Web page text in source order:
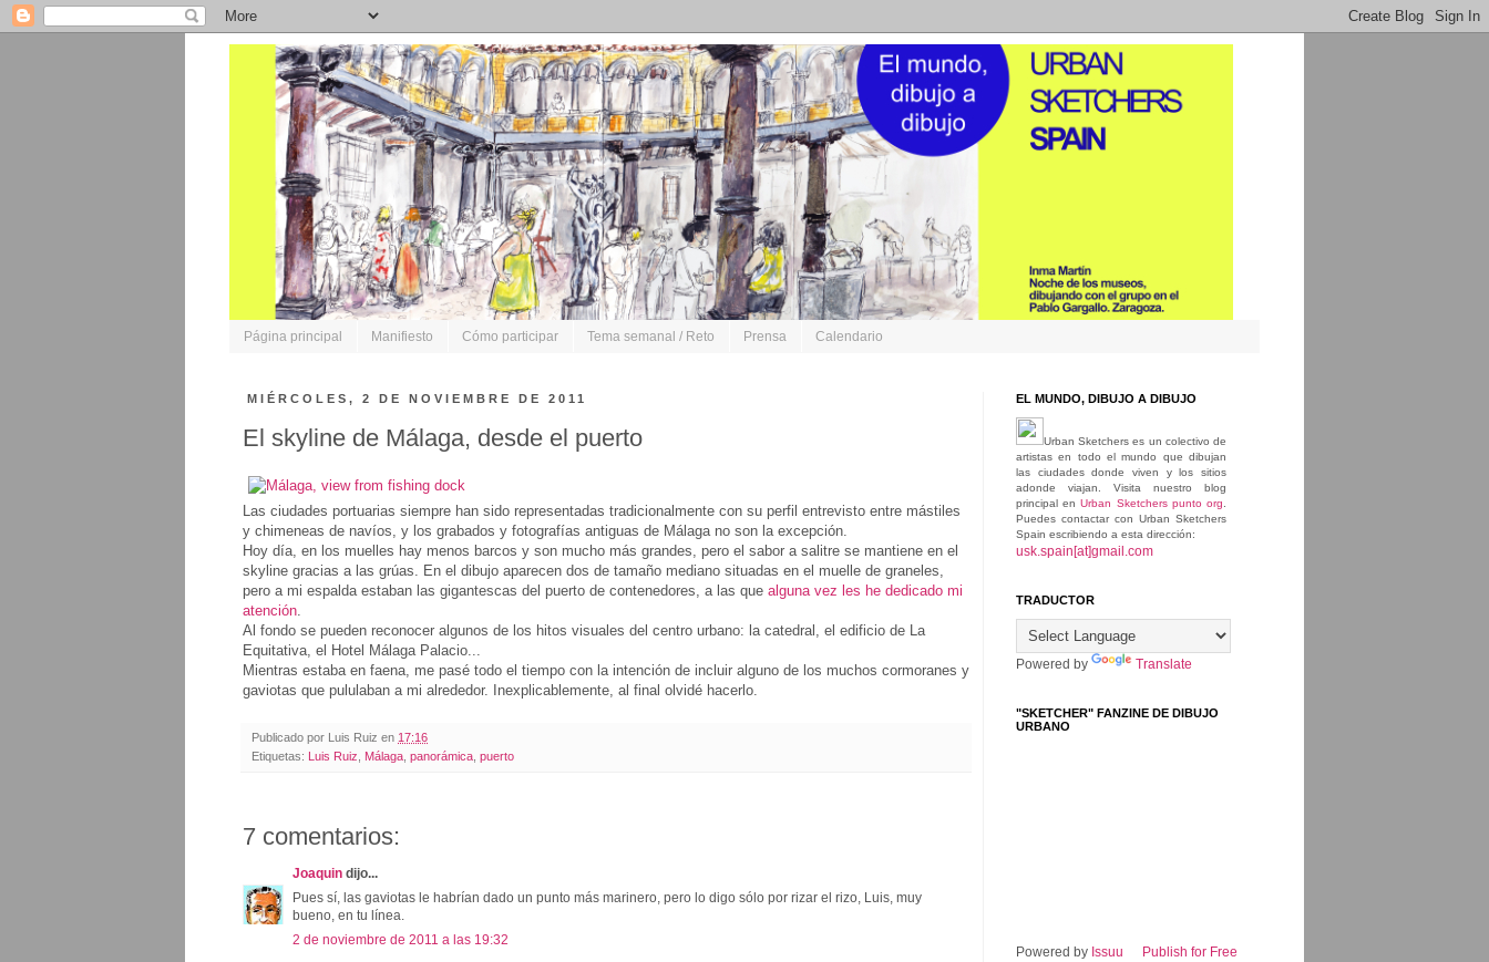
Página principal Manifiesto Cómo participar Tema semanal / Reto Prensa Calendario
MIÉRCOLES, 2 DE NOVIEMBRE DE 2011
El skyline de Málaga, desde el puerto
Las ciudades portuarias siempre han sido representadas tradicionalmente con su perfil entrevisto entre mástiles
y chimeneas de navíos, y los grabados y fotografías antiguas de Málaga no son la excepción.
Hoy día, en los muelles hay menos barcos y son mucho más grandes, pero el sabor a salitre se mantiene en el
skyline gracias a las grúas. En el dibujo aparecen dos de tamaño mediano situadas en el muelle de graneles,
pero a mi espalda estaban las gigantescas del puerto de contenedores, a las que alguna vez les he dedicado mi
atención.
Al fondo se pueden reconocer algunos de los hitos visuales del centro urbano: la catedral, el edificio de La
Equitativa, el Hotel Málaga Palacio...
Mientras estaba en faena, me pasé todo el tiempo con la intención de incluir alguno de los muchos cormoranes y
gaviotas que pululaban a mi alrededor. Inexplicablemente, al final olvidé hacerlo.
Publicado por Luis Ruiz en 17:16
Etiquetas: Luis Ruiz Málaga panorámica puerto
7 comentarios:
Joaquin dijo...
Pues sí, las gaviotas le habrían dado un punto más marinero, pero lo digo sólo por rizar el rizo, Luis, muy
bueno, en tu línea.
2 de noviembre de 2011 a las 19:32
EL MUNDO, DIBUJO A DIBUJO
Urban Sketchers es un colectivo de
artistas en todo el mundo que dibujan
las ciudades donde viven y los sitios
adonde viajan. Visita nuestro blog
principal enUrban Sketchers punto org.
Puedes contactar con Urban Sketchers
Spain escribiendo a esta dirección:
usk.spain[at]gmail.com
TRADUCTOR
Powered by Translate
"SKETCHER" FANZINE DE DIBUJO
URBANO
Powered by Issuu Publish for Free